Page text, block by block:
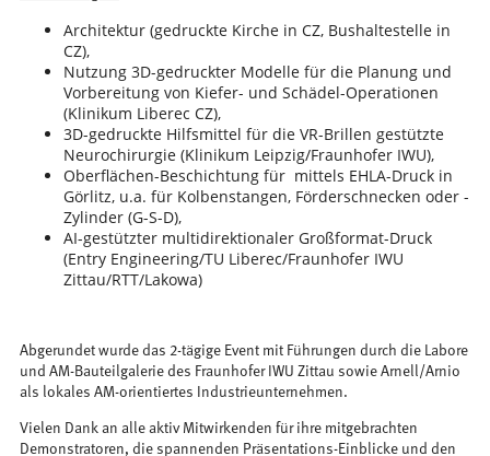
Architektur (gedruckte Kirche in CZ, Bushaltestelle in
CZ),
Nutzung 3D-gedruckter Modelle für die Planung und
Vorbereitung von Kiefer- und Schädel-Operationen
(Klinikum Liberec CZ),
3D-gedruckte Hilfsmittel für die VR-Brillen gestützte
Neurochirurgie (Klinikum Leipzig/Fraunhofer IWU),
Oberflächen-Beschichtung für mittels EHLA-Druck in
Görlitz, u.a. für Kolbenstangen, Förderschnecken oder -
Zylinder (G-S-D),
AI-gestützter multidirektionaler Großformat-Druck
(Entry Engineering/TU Liberec/Fraunhofer IWU
Zittau/RTT/Lakowa)
Abgerundet wurde das 2-tägige Event mit Führungen durch die Labore
und AM-Bauteilgalerie des Fraunhofer IWU Zittau sowie Arnell/Arnio
als lokales AM-orientiertes Industrieunternehmen.
Vielen Dank an alle aktiv Mitwirkenden für ihre mitgebrachten
Demonstratoren, die spannenden Präsentations-Einblicke und den